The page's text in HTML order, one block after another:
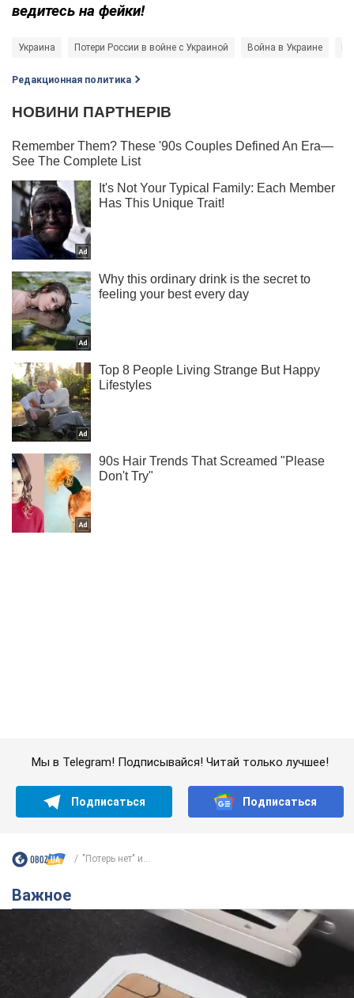
ведитесь на фейки!
Украина Потери России в войне с Украиной Война в Украине
Редакционная политика
Украинцы массово переносят свои мобильные
номера на одного и того же оператора: на
какой чаще всего переходят
Мобильные тарифы достигли критического предела
63,3 т.